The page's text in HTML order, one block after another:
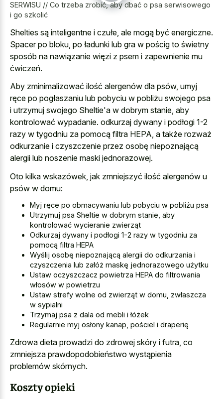
SERWISU // Co trzeba zrobić, aby dbać o psa serwisowego
i go szkolić
Shelties są inteligentne i czułe, ale mogą być energiczne.
Spacer po bloku, po ładunki lub gra w pościg to świetny
sposób na nawiązanie więzi z psem i zapewnienie mu
ćwiczeń.
Aby zminimalizować ilość alergenów dla psów, umyj
ręce po pogłaszaniu lub pobyciu w pobliżu swojego psa
i utrzymuj swojego Sheltie'a w dobrym stanie, aby
kontrolować wypadanie. odkurzaj dywany i podłogi 1-2
razy w tygodniu za pomocą filtra HEPA, a także rozważ
odkurzanie i czyszczenie przez osobę niepoznającą
alergii lub noszenie maski jednorazowej.
Oto kilka wskazówek, jak zmniejszyć ilość alergenów u
psów w domu:
Myj ręce po obmacywaniu lub pobyciu w pobliżu psa
Utrzymuj psa Sheltie w dobrym stanie, aby
kontrolować wycieranie zwierząt
Odkurzaj dywany i podłogi 1-2 razy w tygodniu za
pomocą filtra HEPA
Wyślij osobę niepoznającą alergii do odkurzania i
czyszczenia lub załóż maskę jednorazowego użytku
Ustaw oczyszczacz powietrza HEPA do filtrowania
włosów w powietrzu
Ustaw strefy wolne od zwierząt w domu, zwłaszcza
w sypialni
Trzymaj psa z dala od mebli i łóżek
Regularnie myj osłony kanap, pościel i draperię
Zdrowa dieta prowadzi do zdrowej skóry i futra, co
zmniejsza prawdopodobieństwo wystąpienia
problemów skórnych.
Koszty opieki